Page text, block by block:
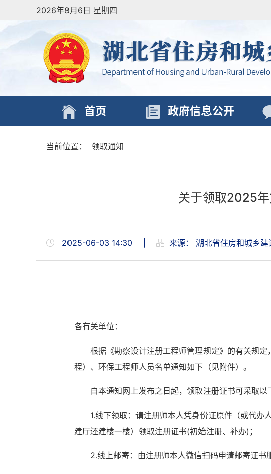
2026年8月6日 星期四
首页 政府信息公开
当前位置： 领取通知
关于领取2025
2025-06-03 14:30 来源： 湖北省住房和城乡建
各有关单位：
根据《勘察设计注册工程师管理规定》的有关规
程） 、 环保工程师人员名单通知如下（见附件）。
自本通知网上发布之日起，领取注册证书可采取以
1.线下领取：请注册师本人凭身份证原件（或代
建厅还建楼一楼）领取注册证书(初始注册、补办) ；
2.线上邮寄：由注册师本人微信扫码申请邮寄证